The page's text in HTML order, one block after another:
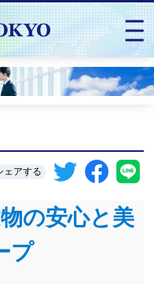
ェアする
の安心と美
プ